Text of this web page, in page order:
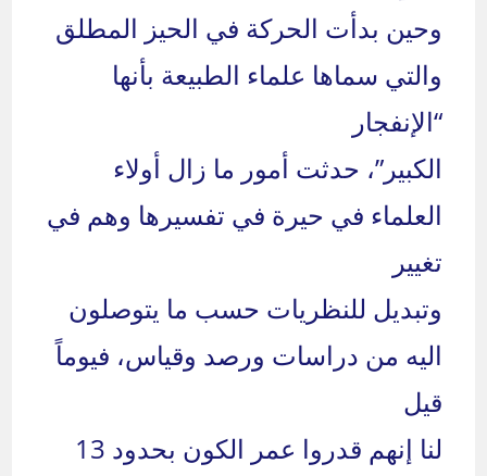
وحين بدأت الحركة في الحيز المطلق
والتي سماها علماء الطبيعة بأنها
“الإنفجار
الكبير”، حدثت أمور ما زال أولاء
العلماء في حيرة في تفسيرها وهم في
تغيير
وتبديل للنظريات حسب ما يتوصلون
اليه من دراسات ورصد وقياس، فيوماً
قيل
لنا إنهم قدروا عمر الكون بحدود 13